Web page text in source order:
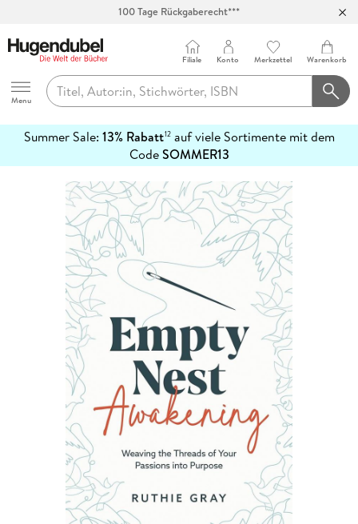
Hugendubel
Menu
Filiale Konto Merkzettel Warenkorb
Summer Sale: 13% Rabatt12auf viele Sortimente mit dem
CodeSOMMER13
erfahren